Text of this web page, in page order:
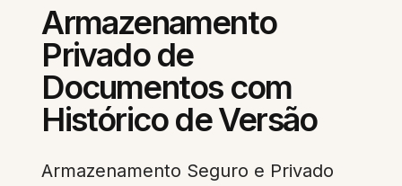
Armazenamento
Privado de
Documentos com
Histórico de Versão
Armazenamento Seguro e Privado